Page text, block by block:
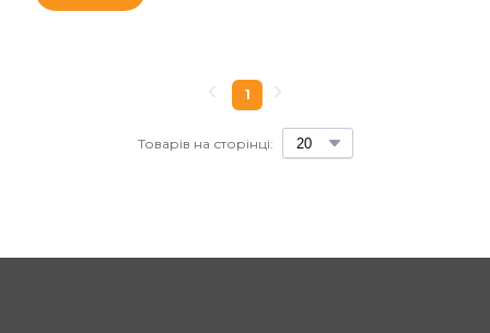
Товарів на сторінці:
1